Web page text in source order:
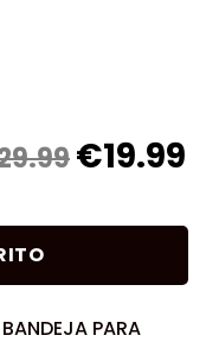
€19.99
BANDEJA PARA